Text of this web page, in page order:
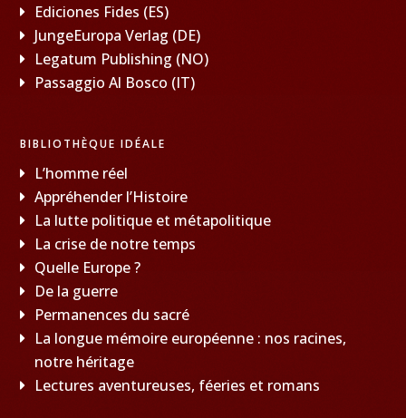
Ediciones Fides (ES)
JungeEuropa Verlag (DE)
Legatum Publishing (NO)
Passaggio Al Bosco (IT)
BIBLIOTHÈQUE IDÉALE
L’homme réel
Appréhender l’Histoire
La lutte politique et métapolitique
La crise de notre temps
Quelle Europe ?
De la guerre
Permanences du sacré
La longue mémoire européenne : nos racines,
notre héritage
Lectures aventureuses, féeries et romans